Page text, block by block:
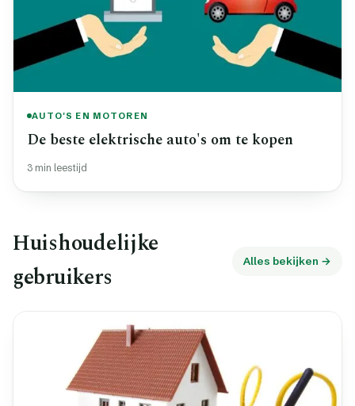
AUTO'S EN MOTOREN
De beste elektrische auto's om te kopen
3 min leestijd
Huishoudelijke
gebruikers
Alles bekijken →